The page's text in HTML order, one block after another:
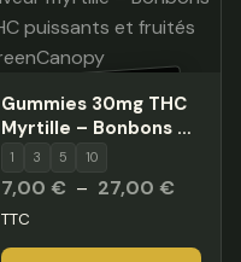
HORS STOCK
Gummies 30mg THC
Myrtille – Bonbons au
THC puissants
1 3 5 10
7,00 € – 27,00 €
prix :
TTC